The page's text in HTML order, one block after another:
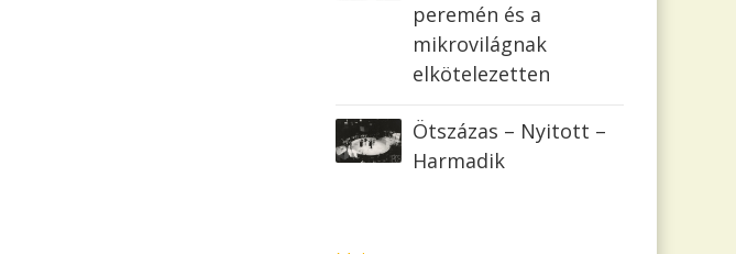
peremén és a
mikrovilágnak
elkötelezetten
Ötszázas – Nyitott –
Harmadik